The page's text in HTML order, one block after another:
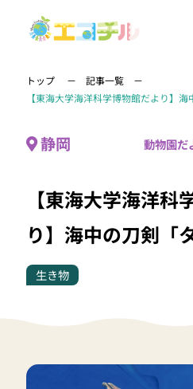
トップ
記事一覧
【東海大学海洋科学博物館だより】海
静岡 動物園だ
【東海大学海洋科
り】海中の刀剣「
生き物